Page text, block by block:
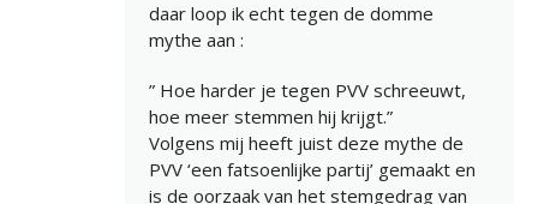
daar loop ik echt tegen de domme
mythe aan :
” Hoe harder je tegen PVV schreeuwt,
hoe meer stemmen hij krijgt.”
Volgens mij heeft juist deze mythe de
PVV ‘een fatsoenlijke partij’ gemaakt en
is de oorzaak van het stemgedrag van